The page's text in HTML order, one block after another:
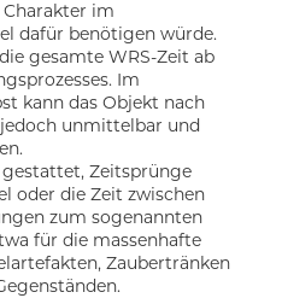
im
dafür benötigen würde.
gesamte WRS-Zeit ab
Im
kann das Objekt nach
unmittelbar und
Zeitsprünge
oder die Zeit zwischen
zum sogenannten
für die massenhafte
Zaubertränken